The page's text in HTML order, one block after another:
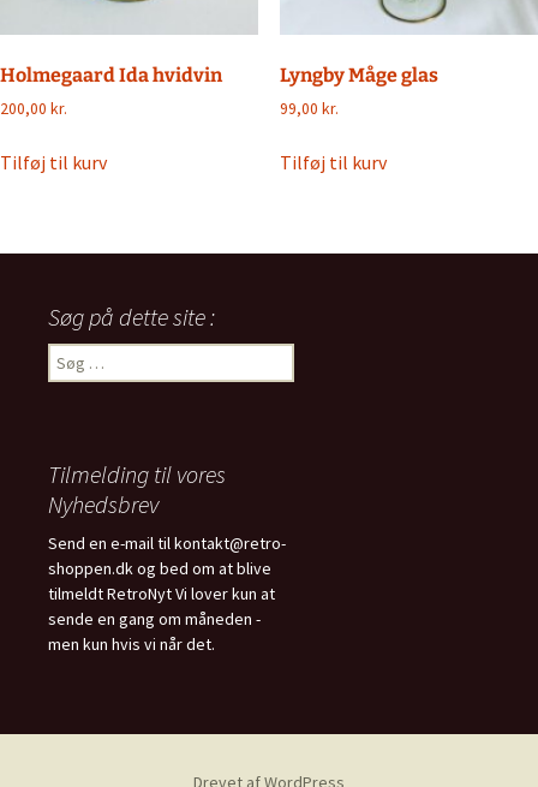
Holmegaard Ida hvidvin
200,00 kr.
Tilføj til kurv
Lyngby Måge glas
99,00 kr.
Tilføj til kurv
Søg på dette site :
Søg
efter:
Tilmelding til vores
Nyhedsbrev
Send en e-mail til kontakt@retro-
shoppen.dk og bed om at blive
tilmeldt RetroNyt Vi lover kun at
sende en gang om måneden -
men kun hvis vi når det.
Drevet af WordPress